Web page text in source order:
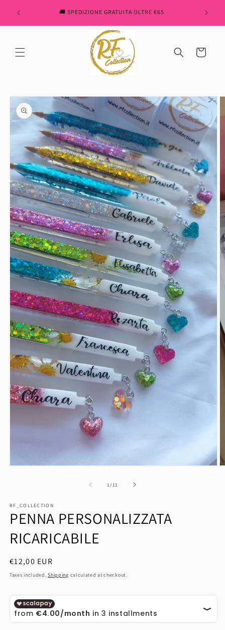
content
🚚 SPEDIZIONE GRATUITA OLTRE €65
Cart
Skip to
product
information
1/of
11
RF_COLLECTION
PENNA PERSONALIZZATA
RICARICABILE
Regular
price
€12,00 EUR
Taxes included.Shipping calculated at checkout.